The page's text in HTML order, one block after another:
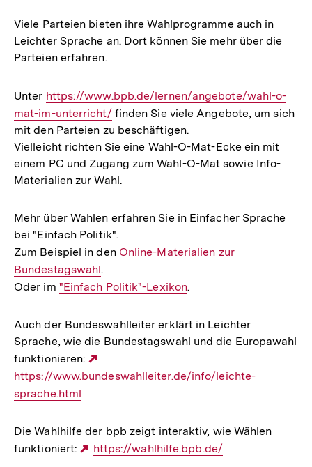
Viele Parteien bieten ihre Wahlprogramme auch in
Leichter Sprache an. Dort können Sie mehr über die
Parteien erfahren.
Unter Interner
Link:
https://www.bpb.de/lernen/angebote/wahl-o-
mat-im-unterricht/finden Sie viele Angebote, um sich
mit den Parteien zu beschäftigen.
Vielleicht richten Sie eine Wahl-O-Mat-Ecke ein mit
einem PC und Zugang zum Wahl-O-Mat sowie Info-
Materialien zur Wahl.
Mehr über Wahlen erfahren Sie in Einfacher Sprache
bei "Einfach Politik".
Zum Beispiel in den Interner
Online-Materialien zur
Bundestagswahl.
Oder im Interner
"Einfach Politik"-Lexikon.
Auch der Bundeswahlleiter erklärt in Leichter
Sprache, wie die Bundestagswahl und die Europawahl
funktionieren:
Link:
https://www.bundeswahlleiter.de/info/leichte-
sprache.html
Die Wahlhilfe der bpb zeigt interaktiv, wie Wählen
funktioniert:
Externer
https://wahlhilfe.bpb.de/